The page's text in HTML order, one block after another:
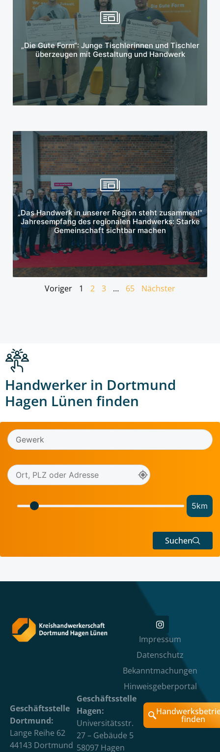
„Die Gute Form“: Junge Tischlerinnen und Tischler
überzeugen mit Gestaltung und Handwerk
Mehr erfahren
„Das Handwerk in unserer Region steht zusammen!“
Jahresempfang des regionalen Handwerks: Starke
Gemeinschaft sichtbar machen
Mehr erfahren
Voriger 1 2 3 … 65 Nächster
Handwerker in Dortmund
Hagen Lünen finden
5km
Suchen
Impressum
Datenschutz
Bekanntmachungen
Hinweisgeberportal
Geschäftsstelle
Dortmund:
Lange Reihe 62
44143 Dortmund
Geschäftsstelle
Hagen:
Universitätsstr.
27 – Gebäude 5
58097 Hagen
finden